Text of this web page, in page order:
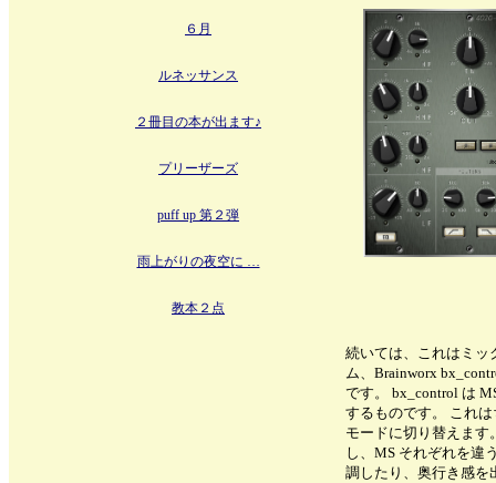
６月
ルネッサンス
２冊目の本が出ます♪
プリーザーズ
puff up 第２弾
雨上がりの夜空に …
教本２点
続いては、これはミッ
ム、Brainworx
です。 bx_control は
するものです。 これ
モードに切り替えます
し、MS それぞれを違
調したり、奥行き感を